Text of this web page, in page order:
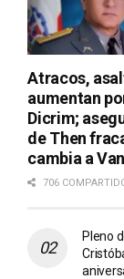
Atracos,
aumentan
Dicrim;
de Then
cambia a
706
Pleno